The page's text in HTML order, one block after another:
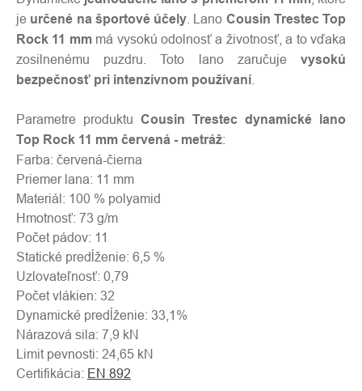
je určené na športové účely . Lano Cousin Trestec Top
Rock 11 mmmá vysokú odolnosť a životnosť, a to vďaka
zosilnenému puzdru. Toto lano zaručuje vysokú
bezpečnosť pri intenzívnom používaní
Parametre produktu Cousin Trestec dynamické lano
Top Rock 11 mm červená - metráž:
Farba: červená-čierna
Priemer lana: 11 mm
Materiál: 100 % polyamid
Hmotnosť: 73 g/m
Počet pádov: 11
Statické predĺženie: 6,5 %
Uzlovateľnosť: 0,79
Počet vlákien: 32
Dynamické predĺženie: 33,1%
Nárazová sila: 7,9 kN
Limit pevnosti: 24,65 kN
Certifikácia: EN 892